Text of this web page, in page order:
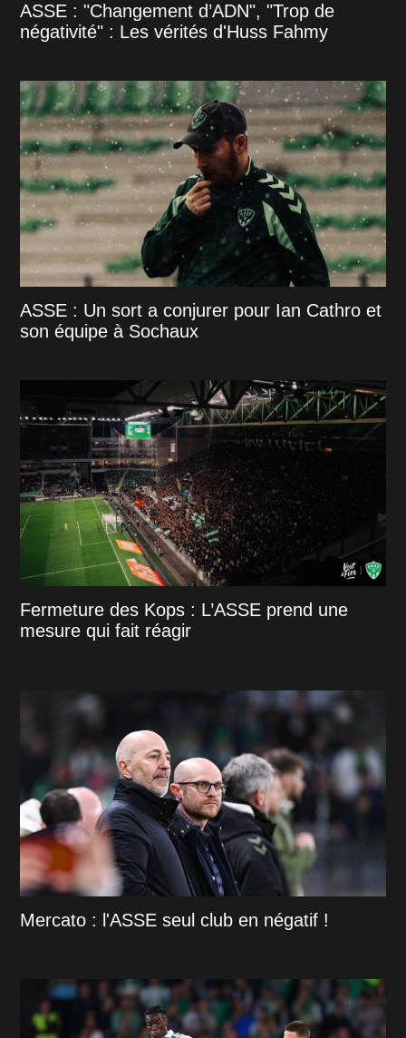
ASSE : "Changement d’ADN", "Trop de
négativité" : Les vérités d'Huss Fahmy
ASSE : Un sort a conjurer pour Ian Cathro et
son équipe à Sochaux
Fermeture des Kops : L’ASSE prend une
mesure qui fait réagir
Mercato : l'ASSE seul club en négatif !